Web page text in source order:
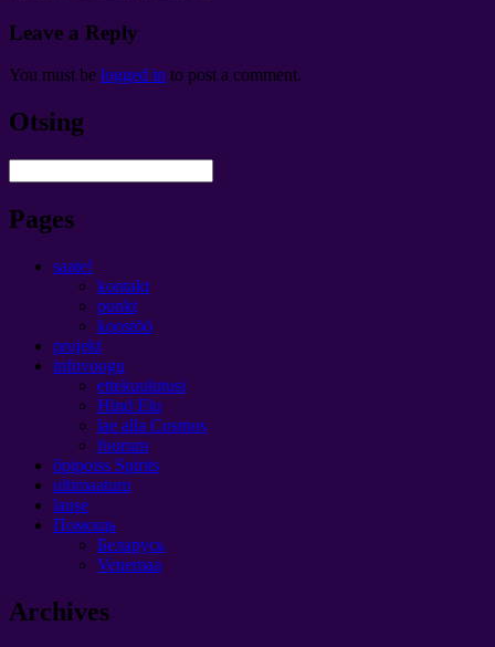
Leave a Reply
You must be logged in to post a comment.
Otsing
Pages
saate!
kontakt
punkt
koostöö
projekt
infovoogu
ettekuulutusi
Hind Elu
lae alla Cosmos
foorum
õpipoiss Spirits
ultimaatum
lause
Помощь
Беларусь
Venemaa
Archives